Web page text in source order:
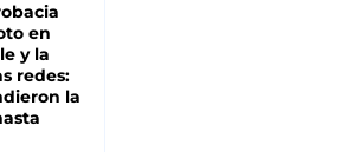
en
y la
redes:
la